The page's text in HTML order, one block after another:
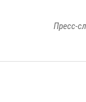
Пресс-